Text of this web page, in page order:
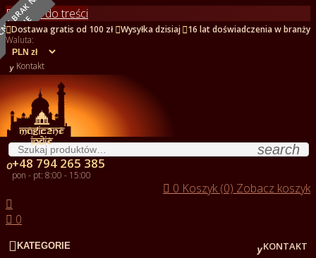
Przejdź do treści
Dostawa gratis od 100 zł Wysyłka dzisiaj 16 lat doświadczenia w branży
Waluta:
 Kontakt
search
+48 794 265 385
pon - pt: 8:00 - 15:00
 0 Koszyk (0) Zobacz koszyk

 0
 KATEGORIE KONTAKT
E